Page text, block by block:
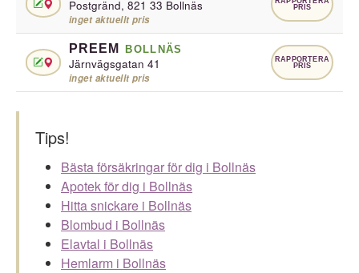
Postgränd, 821 33 Bollnäs
inget aktuellt pris
PRIS
PREEM BOLLNÄS
Järnvägsgatan 41
inget aktuellt pris
RAPPORTERA
PRIS
Tips!
Bästa försäkringar för dig i Bollnäs
Apotek för dig i Bollnäs
Hitta snickare i Bollnäs
Blombud i Bollnäs
Elavtal i Bollnäs
Hemlarm i Bollnäs